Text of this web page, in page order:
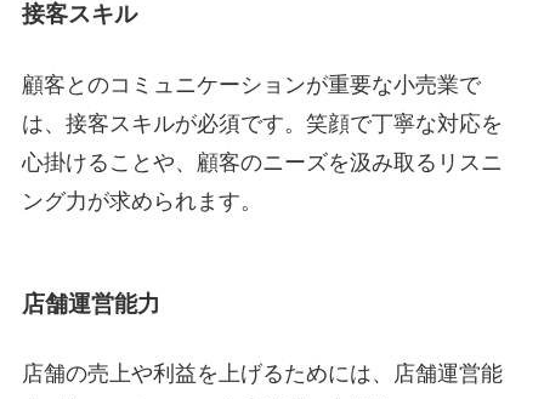
接客スキル
顧客とのコミュニケーションが重要な小売業で
は、接客スキルが必須です。笑顔で丁寧な対応を
心掛けることや、顧客のニーズを汲み取るリスニ
ング力が求められます。
店舗運営能力
店舗の売上や利益を上げるためには、店舗運営能